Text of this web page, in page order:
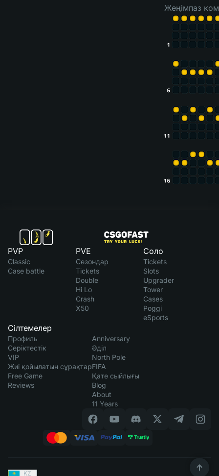
Жеңімпаз
PVP
Classic
Case battle
PVE
Сезондар
Tickets
Double
Hi Lo
Crash
X50
Соло
Tickets
Slots
Upgrader
Tower
Cases
Poggi
eSports
Сілтемелер
Профиль
Серіктестік
VIP
Жиі қойылатын сұрақтар
Free Game
Reviews
Anniversary
Әділ
North Pole
FIFA
Қате сыйлығы
Blog
About
11 Years
KZ